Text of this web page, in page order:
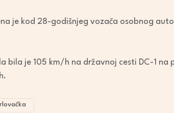
je kod 28-godišnjeg vozača osobnog
bila je 105 km/h na državnoj cesti DC-1 na